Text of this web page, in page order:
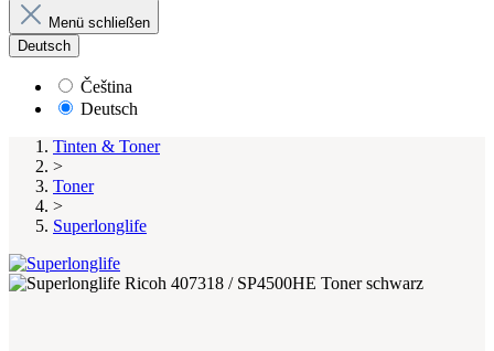
Menü schließen
Deutsch
Čeština
Deutsch
Tinten & Toner
>
Toner
>
Superlonglife